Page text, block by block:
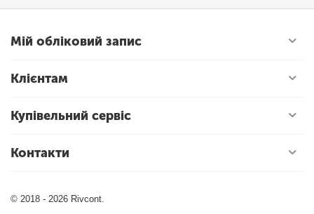
Мій обліковий запис
Клієнтам
Купівельний сервіс
Контакти
© 2018 - 2026 Rivcont.